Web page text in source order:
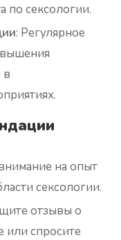
по сексологии.
: Регулярное
в
на опыт
сексологии.
отзывы о
или спросите